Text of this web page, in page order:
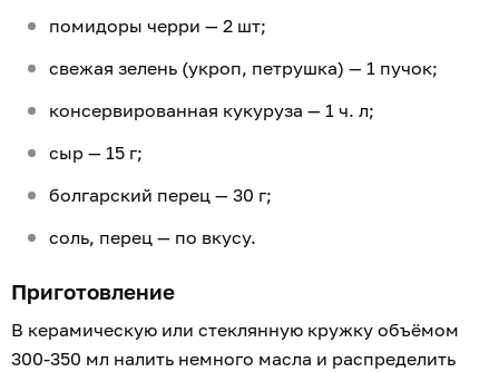
помидоры черри — 2 шт;
свежая зелень (укроп, петрушка) — 1 пучок;
консервированная кукуруза — 1 ч. л;
сыр — 15 г;
болгарский перец — 30 г;
соль, перец — по вкусу.
Приготовление
В керамическую или стеклянную кружку объёмом
300-350 мл налить немного масла и распределить